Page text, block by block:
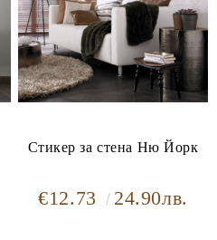
Стикер за стена Ню Йорк
€12.73 24.90лв.